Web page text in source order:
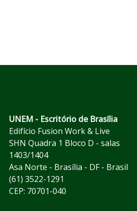
UNEM - Escritório de Brasília
Edifício Fusion Work & Live
SHN Quadra 1 Bloco D - salas
1403/1404
Asa Norte - Brasília - DF - Brasil
(61) 3522-1291
CEP: 70701-040